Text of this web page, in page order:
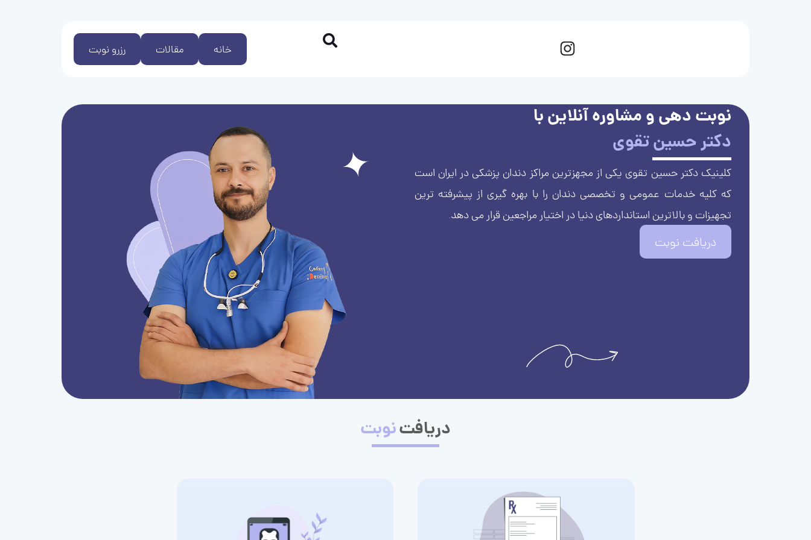
رزرو نوبت مقالات خانه
نوبت دهی و مشاوره آنلاین با
دکتر حسین تقوی
کلینیک دکتر حسین تقوی یکی از مجهزترین مراکز دندان پزشکی در ایران است
که کلیه خدمات عمومی و تخصصی دندان را با بهره گیری از پیشرفته ترین
تجهیزات و بالاترین استانداردهای دنیا در اختیار مراجعین قرار می دهد.
دریافت نوبت
دریافتنوبت